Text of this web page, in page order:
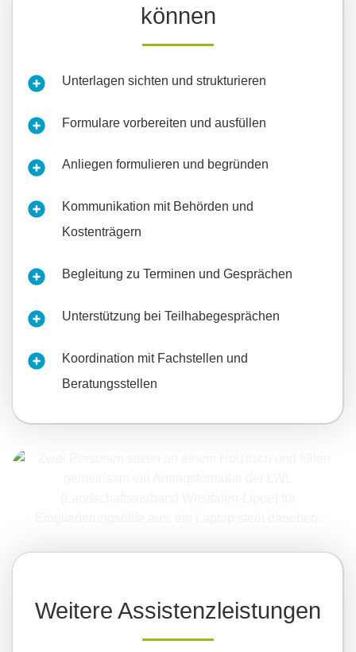
können
Unterlagen sichten und strukturieren
Formulare vorbereiten und ausfüllen
Anliegen formulieren und begründen
Kommunikation mit Behörden und
Kostenträgern
Begleitung zu Terminen und Gesprächen
Unterstützung bei Teilhabegesprächen
Koordination mit Fachstellen und
Beratungsstellen
Weitere Assistenzleistungen